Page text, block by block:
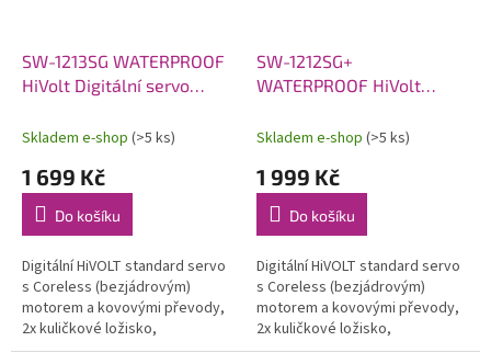
SW-1213SG WATERPROOF
HiVolt Digitální servo
Skladem e-shop (>5 ks)
1 699 Kč
Do košíku
Digitální HiVOLT standard servo
s Coreless (bezjádrovým)
motorem a kovovými převody,
2x kuličkové ložisko,
32,0/38,0/42.0kg při 6,0/7,4/8,4V
SW-1212SG+
WATERPROOF HiVolt
0,13s/60°)
Skladem e-shop (>5 ks)
1 999 Kč
Do košíku
Digitální HiVOLT standard servo
s Coreless (bezjádrovým)
motorem a kovovými převody,
2x kuličkové ložisko,
36,0/46.0/52.0kg při 6,0/7,4/8.4V